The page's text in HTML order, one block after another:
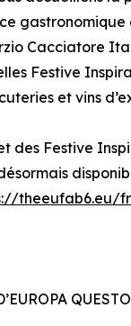
Cacciatore
Festive
et vins
des Festive
theeufab6.eu/